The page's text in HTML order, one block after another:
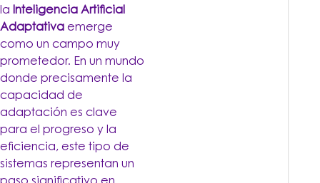
la Inteligencia Artificial
Adaptativa emerge
como un campo muy
prometedor. En un mundo
donde precisamente la
capacidad de
adaptación es clave
para el progreso y la
eficiencia, este tipo de
sistemas representan un